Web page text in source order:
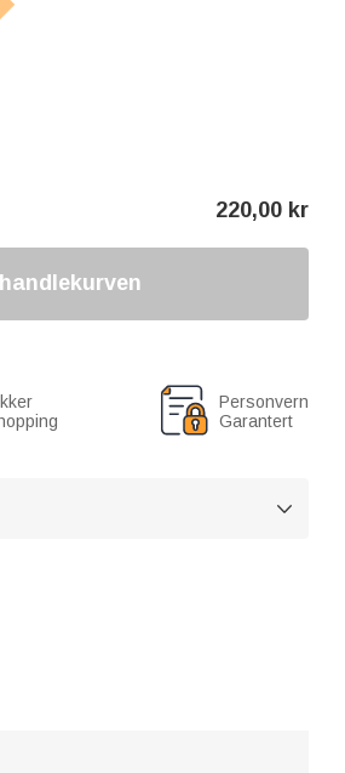
220,00 kr
Personvern
Garantert
